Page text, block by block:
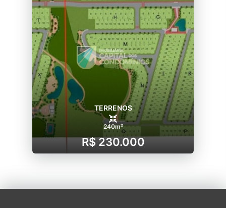
TERRENOS
240m²
R$ 230.000